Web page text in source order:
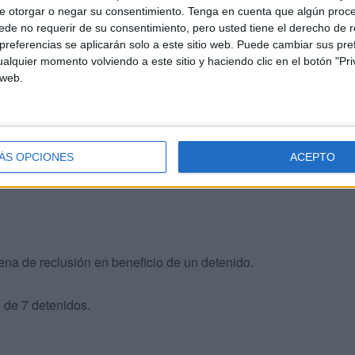
otorgar o negar su consentimiento. Tenga en cuenta que algún
no requerir de su consentimiento, pero usted tiene el derecho de
se aplicarán solo a este sitio web. Puede cambiar sus
momento volviendo a este sitio y haciendo clic en el botón
OPCIONES ACEPTO
además su indulto para aquellos reos condenados
la aprobación Real tras expresar oficialmente su
y a las instituciones nacionales, revisar sus
y el terrorismo. Son 16, distribuidos como sigue:
beneficio de 8 detenidos.
de reclusión en beneficio de un detenido.
7 detenidos.